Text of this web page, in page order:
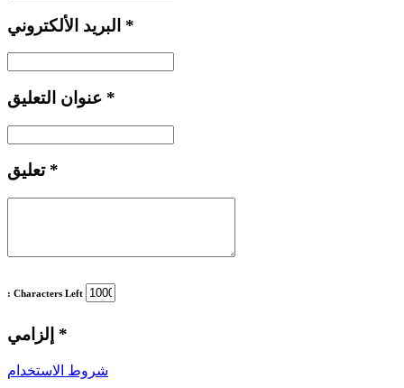
*
*
تعليق *
: Characters Left
*
شروط الاستخدام